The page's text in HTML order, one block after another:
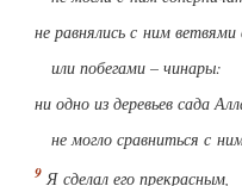
не равнялись с ним ветвями
или побегами – чинары:
ни одно из деревьев сада
не могло сравниться с
Я сделал его прекрасным,